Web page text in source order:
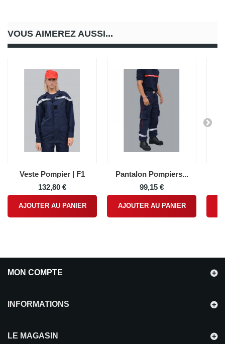
VOUS AIMEREZ AUSSI...
Veste Pompier | F1
132,80 €
AJOUTER AU PANIER
Pantalon Pompiers...
99,15 €
AJOUTER AU PANIER
MON COMPTE
INFORMATIONS
LE MAGASIN